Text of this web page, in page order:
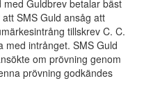
Guldbrev betalar bäst
SMS Guld ansåg att
tillskrev C. C.
med intrånget. SMS Guld
om prövning genom
prövning godkändes